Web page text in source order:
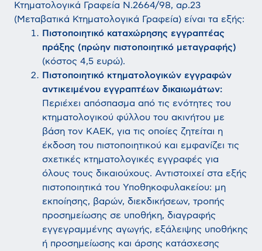
Κτηματολογικά Γραφεία Ν.2664/98, αρ.23
(Μεταβατικά Κτηματολογικά Γραφεία) είναι τα εξής:
Πιστοποιητικό καταχώρησης εγγραπτέας
πράξης (πρώην πιστοποιητικό μεταγραφής)
(κόστος 4,5 ευρώ).
Πιστοποιητικό κτηματολογικών εγγραφών
αντικειμένου εγγραπτέων δικαιωμάτων:
Περιέχει απόσπασμα από τις ενότητες του
κτηματολογικού φύλλου του ακινήτου με
βάση τον ΚΑΕΚ, για τις οποίες ζητείται η
έκδοση του πιστοποιητικού και εμφανίζει τις
σχετικές κτηματολογικές εγγραφές για
όλους τους δικαιούχους. Αντιστοιχεί στα εξής
πιστοποιητικά του Υποθηκοφυλακείου: μη
εκποίησης, βαρών, διεκδικήσεων, τροπής
προσημείωσης σε υποθήκη, διαγραφής
εγγεγραμμένης αγωγής, εξάλειψης υποθήκης
ή προσημείωσης και άρσης κατάσχεσης